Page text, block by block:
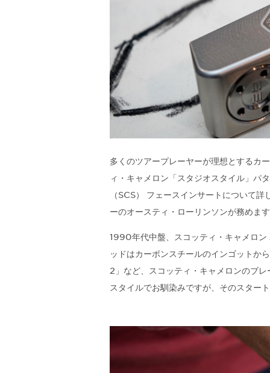
多くのツアープレーヤーが理想とするカ
ィ・キャメロン「スタジオスタイル」パ
（SCS） フェースインサートについて
ーのオースティ・ローリンソンが務めま
1990年代中盤、スコッティ・キャメロン
ッドはカーボンスチールのインゴットか
2」など、スコッティ・キャメロンのブ
スタイルでお馴染みですが、そのスター